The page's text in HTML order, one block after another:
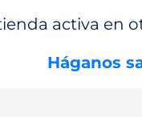
activa en
Háganos